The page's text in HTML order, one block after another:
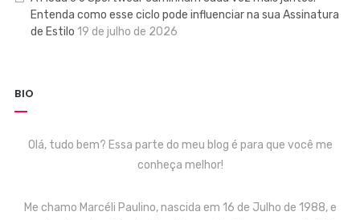
Entenda como esse ciclo pode influenciar na sua Assinatura
de Estilo 19 de julho de 2026
BIO
Olá, tudo bem? Essa parte do meu blog é para que você me
conheça melhor!
Me chamo Marcéli Paulino, nascida em 16 de Julho de 1988, e